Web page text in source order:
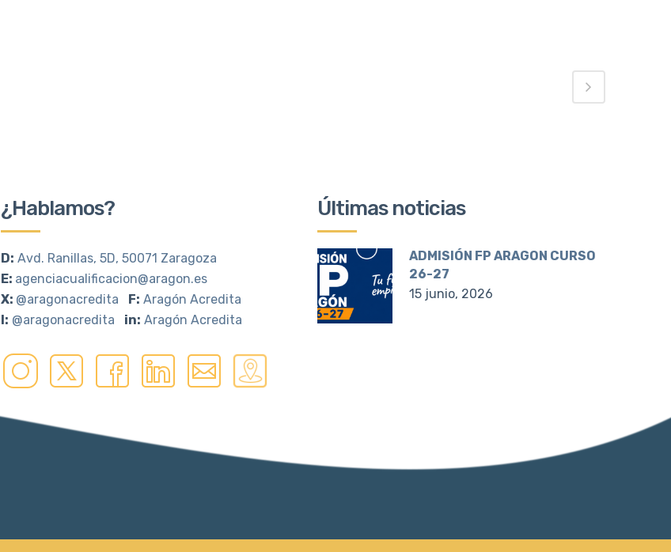
¿Hablamos?
D: Avd. Ranillas, 5D, 50071 Zaragoza
E: agenciacualificacion@aragon.es
X: @aragonacredita F: Aragón Acredita
I: @aragonacredita in: Aragón Acredita
Últimas noticias
ADMISIÓN FP ARAGON CURSO
26-27
15 junio, 2026